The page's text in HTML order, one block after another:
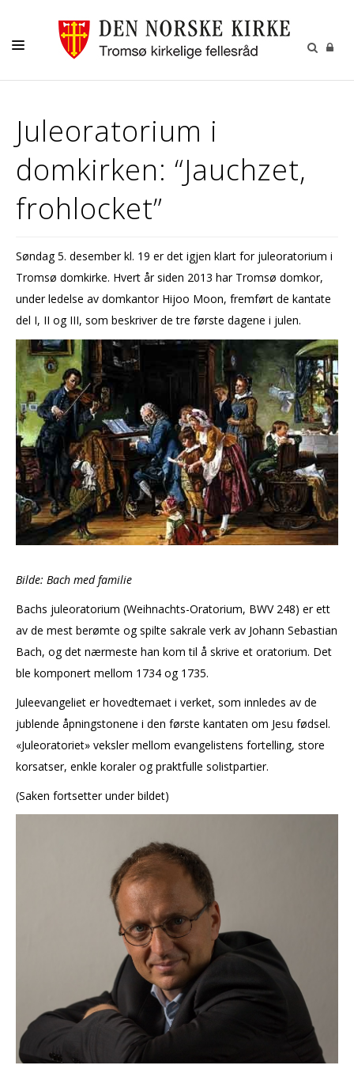
AKTIVITETER OG KONSERTER
DÅP
VIGSEL
GRAVFERD
KONTAKT
Juleoratorium i
domkirken: “Jauchzet,
frohlocket”
Søndag 5. desember kl. 19 er det igjen klart for juleoratorium i
Tromsø domkirke. Hvert år siden 2013 har Tromsø domkor,
under ledelse av domkantor Hijoo Moon, fremført de kantate
del I, II og III, som beskriver de tre første dagene i julen.
Bilde: Bach med familie
Bachs juleoratorium (Weihnachts-Oratorium, BWV 248) er ett
av de mest berømte og spilte sakrale verk av Johann Sebastian
Bach, og det nærmeste han kom til å skrive et oratorium. Det
ble komponert mellom 1734 og 1735.
Juleevangeliet er hovedtemaet i verket, som innledes av de
jublende åpningstonene i den første kantaten om Jesu fødsel.
«Juleoratoriet» veksler mellom evangelistens fortelling, store
korsatser, enkle koraler og praktfulle solistpartier.
(Saken fortsetter under bildet)